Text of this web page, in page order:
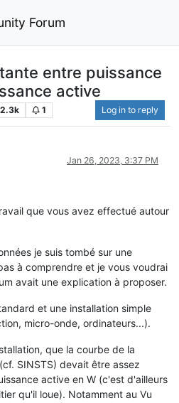
Forum
entre puissance
active
2.3k 1 Log in to reply
Jan 26, 2023, 3:37 PM
que vous avez effectué autour
je suis tombé sur une
à comprendre et je vous voudrai
avait une explication à proposer.
et une installation simple
micro-onde, ordinateurs...).
que la courbe de la
SINSTS) devait être assez
active en W (c'est d'ailleurs
qu'il loue). Notamment au Vu